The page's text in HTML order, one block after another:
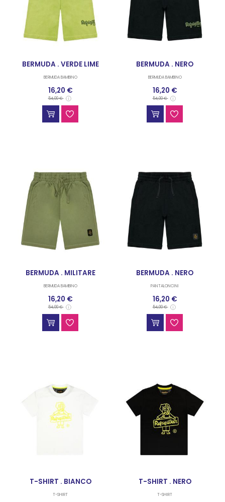
BERMUDA . VERDE LIME
BERMUDA BAMBINO
16,20 €
54,00 €
BERMUDA . NERO
BERMUDA BAMBINO
16,20 €
54,00 €
BERMUDA . MILITARE
BERMUDA BAMBINO
16,20 €
54,00 €
BERMUDA . NERO
PANTALONCINI
16,20 €
54,00 €
T-SHIRT . BIANCO
T-SHIRT
T-SHIRT . NERO
T-SHIRT